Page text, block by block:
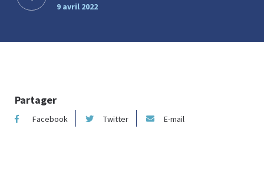
9 avril 2022
Partager
Facebook Twitter E-mail